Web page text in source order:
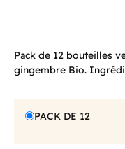
Pack de 12 bouteilles
gingembre Bio.
PACK DE 12